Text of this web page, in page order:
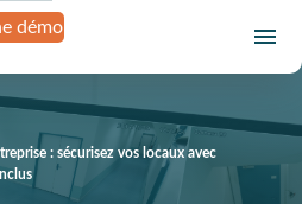
démo
: sécurisez vos locaux avec